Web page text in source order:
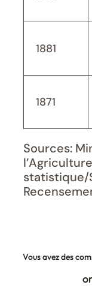
1881
1871
Sources:
statistique/
Vous avez des